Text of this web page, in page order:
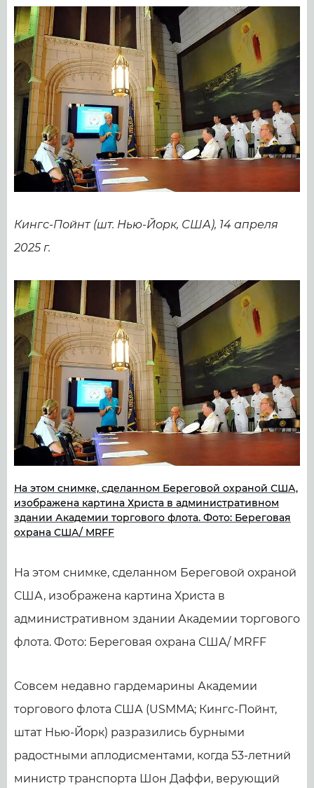
Кингс-Пойнт (шт. Нью-Йорк, США), 14 апреля
2025 г.
На этом снимке, сделанном Береговой охраной США,
изображена картина Христа в административном
здании Академии торгового флота. Фото: Береговая
охрана США/ MRFF
На этом снимке, сделанном Береговой охраной
США, изображена картина Христа в
административном здании Академии торгового
флота. Фото: Береговая охрана США/ MRFF
Совсем недавно гардемарины Академии
торгового флота США (USMMA; Кингс-Пойнт,
штат Нью-Йорк) разразились бурными
радостными аплодисментами, когда 53-летний
министр транспорта Шон Даффи, верующий